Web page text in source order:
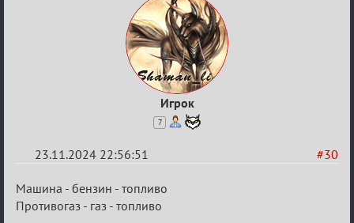
Игрок
7
#30
23.11.2024 22:56:51
Re:
Безопасная
Машина - бензин - топливо
Противогаз - газ - топливо